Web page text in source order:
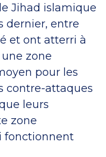
Jihad islamique
dernier, entre
et ont atterri à
zone
pour les
contre-attaques
leurs
zone
fonctionnent